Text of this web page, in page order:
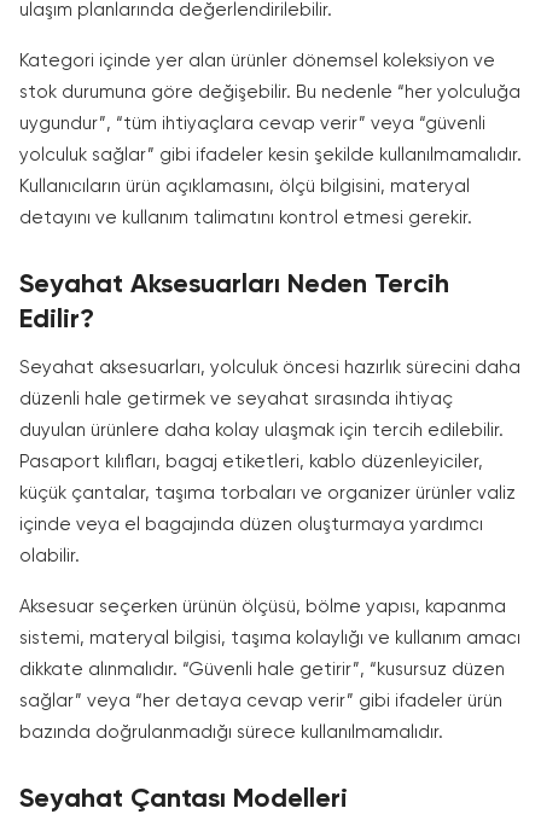
ulaşım planlarında değerlendirilebilir.
Kategori içinde yer alan ürünler dönemsel koleksiyon ve
stok durumuna göre değişebilir. Bu nedenle “her yolculuğa
uygundur”, “tüm ihtiyaçlara cevap verir” veya “güvenli
yolculuk sağlar” gibi ifadeler kesin şekilde kullanılmamalıdır.
Kullanıcıların ürün açıklamasını, ölçü bilgisini, materyal
detayını ve kullanım talimatını kontrol etmesi gerekir.
Seyahat Aksesuarları Neden Tercih
Edilir?
Seyahat aksesuarları, yolculuk öncesi hazırlık sürecini daha
düzenli hale getirmek ve seyahat sırasında ihtiyaç
duyulan ürünlere daha kolay ulaşmak için tercih edilebilir.
Pasaport kılıfları, bagaj etiketleri, kablo düzenleyiciler,
küçük çantalar, taşıma torbaları ve organizer ürünler valiz
içinde veya el bagajında düzen oluşturmaya yardımcı
olabilir.
Aksesuar seçerken ürünün ölçüsü, bölme yapısı, kapanma
sistemi, materyal bilgisi, taşıma kolaylığı ve kullanım amacı
dikkate alınmalıdır. “Güvenli hale getirir”, “kusursuz düzen
sağlar” veya “her detaya cevap verir” gibi ifadeler ürün
bazında doğrulanmadığı sürece kullanılmamalıdır.
Seyahat Çantası Modelleri